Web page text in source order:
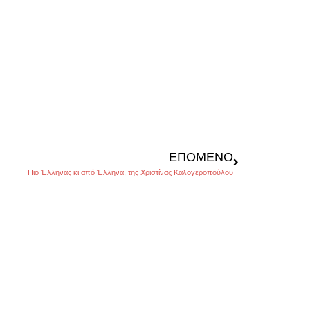
ΕΠΌΜΕΝΟ
Πιο Έλληνας κι από Έλληνα, της Χριστίνας Καλογεροπούλου